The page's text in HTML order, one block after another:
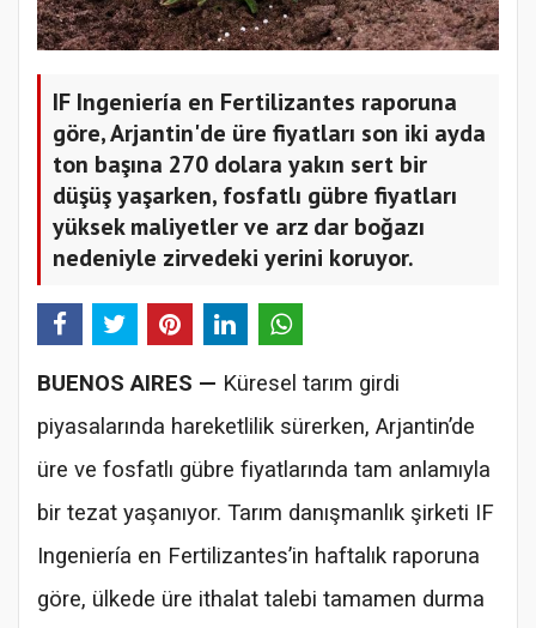
IF Ingeniería en Fertilizantes raporuna
göre, Arjantin'de üre fiyatları son iki ayda
ton başına 270 dolara yakın sert bir
düşüş yaşarken, fosfatlı gübre fiyatları
yüksek maliyetler ve arz dar boğazı
nedeniyle zirvedeki yerini koruyor.
BUENOS AIRES — Küresel tarım girdi
piyasalarında hareketlilik sürerken, Arjantin’de
üre ve fosfatlı gübre fiyatlarında tam anlamıyla
bir tezat yaşanıyor. Tarım danışmanlık şirketi IF
Ingeniería en Fertilizantes’in haftalık raporuna
göre, ülkede üre ithalat talebi tamamen durma